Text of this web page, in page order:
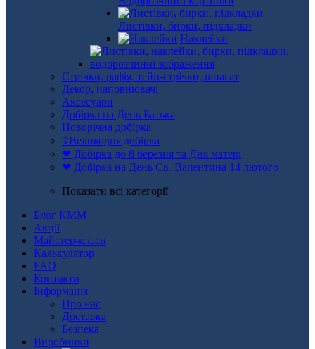
Листівки, бирки, підкладки
Наклейки
Стрічки, рафія, тейп-стрічки, шпагат
Декор, наповнювачі
Аксесуари
Добірка на День Батька
Новорічна добірка
☦Великодня добірка
❤ Добірка до 8 березня та Дня матері
❤ Добірка на День Св. Валентина 14 лютого
Показати всі категорії
Блог КММ
Акції
Майстер-класи
Калькулятор
FAQ
Контакти
Інформація
Про нас
Доставка
Безпека
Виробники